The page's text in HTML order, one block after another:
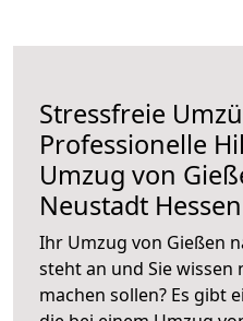
Stressfreie
Professionelle
Umzug von
Neustadt Hessen
Ihr Umzug von Gießen
steht an und Sie wissen
machen sollen? Es gibt